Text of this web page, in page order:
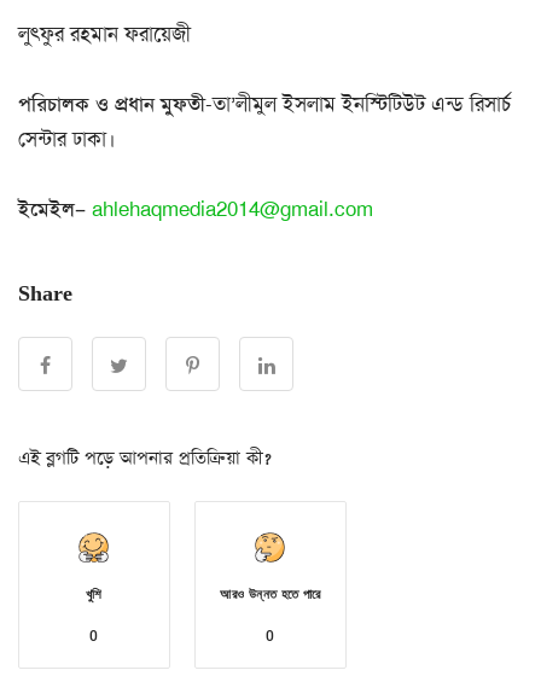
লুৎফুর রহমান ফরায়েজী
পরিচালক ও প্রধান মুফতী-তা’লীমুল ইসলাম ইনস্টিটিউট এন্ড রিসার্চ
সেন্টার ঢাকা।
ইমেইল– ahlehaqmedia2014@gmail.com
Share
এই ব্লগটি পড়ে আপনার প্রতিক্রিয়া কী?
খুশি
0
আরও উন্নত হতে পারে
0